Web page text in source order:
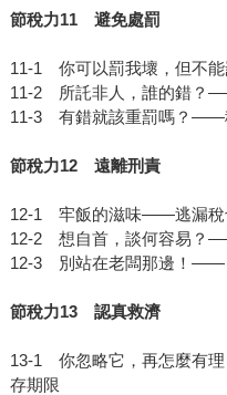
節稅力11 避免處罰
11-1 你可以罰我壞，但不
11-2 所託非人，誰的錯？
11-3 有錯就該重罰嗎？——
節稅力12 遠離刑責
12-1 牢飯的滋味——逃漏稅
12-2 想自首，談何容易？
12-3 別站在老闆那邊！——
節稅力13 認真救濟
13-1 你忽略它，再怎麼有
存期限